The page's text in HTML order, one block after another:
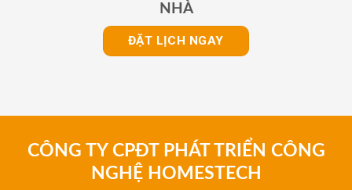
NHÀ
ĐẶT LỊCH NGAY
CÔNG TY CPĐT PHÁT TRIỂN CÔNG
NGHỆ HOMESTECH